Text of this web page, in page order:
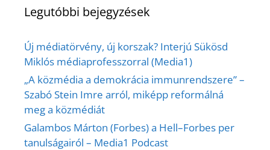
Legutóbbi bejegyzések
Új médiatörvény, új korszak? Interjú Sükösd
Miklós médiaprofesszorral (Media1)
„A közmédia a demokrácia immunrendszere” –
Szabó Stein Imre arról, miképp reformálná
meg a közmédiát
Galambos Márton (Forbes) a Hell–Forbes per
tanulságairól – Media1 Podcast